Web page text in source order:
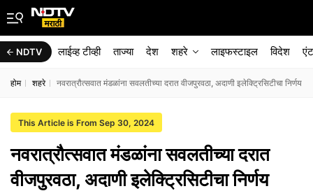
NDTV लाईव्ह टीव्ही ताज्या देश शहरे लाइफस्टाइल विदेश
होम शहरे नवरात्रौत्सवात मंडळांना सवलतीच्या दरात वीजपुरवठा, अदाणी इलेक्ट्रिसिटीचा निर्णय
This Article is From Sep 30, 2024
नवरात्रौत्सवात मंडळांना सवलतीच्या दरात
वीजपुरवठा, अदाणी इलेक्ट्रिसिटीचा निर्णय